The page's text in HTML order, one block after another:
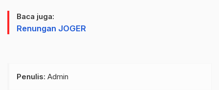
Baca juga:
Renungan JOGER
Penulis: Admin